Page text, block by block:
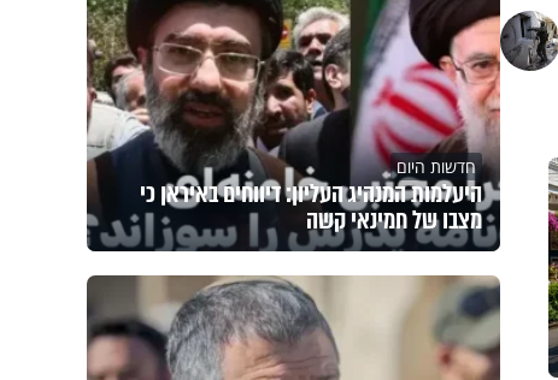
חדשות היום
היעלמות המנהיג העליון: דיווחים באיראן כי
מצבו של חמינאי קשה